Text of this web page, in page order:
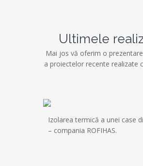
Ultimele
Mai jos vă oferim o
a proiectelor recente realizate
Izolarea termică a unei case
– compania ROFIHAS.